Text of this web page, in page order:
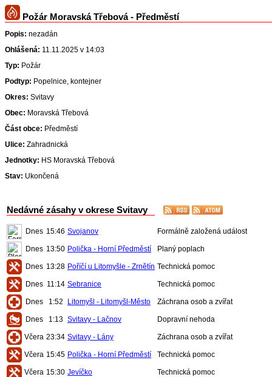
Požár Moravská Třebová - Předměstí
Popis: nezadán
Ohlášená: 11.11.2025 v 14:03
Typ: Požár
Podtyp: Popelnice, kontejner
Okres: Svitavy
Obec: Moravská Třebová
Část obce: Předměstí
Ulice: Zahradnická
Jednotky: HS Moravská Třebová
Stav: Ukončená
Nedávné zásahy v okrese Svitavy
Dnes 15:46 Svojanov Formálně založená událost
Dnes 13:50 Polička - Horní Předměstí Planý poplach
Dnes 13:28 Poříčí u Litomyšle - Zrnětín Technická pomoc
Dnes 11:14 Sebranice Technická pomoc
Dnes 1:52 Litomyšl - Litomyšl-Město Záchrana osob a zvířat
Dnes 1:13 Svitavy - Lačnov Dopravní nehoda
Včera 23:34 Svitavy - Lány Záchrana osob a zvířat
Včera 15:45 Polička - Horní Předměstí Technická pomoc
Včera 15:30 Jevíčko Technická pomoc